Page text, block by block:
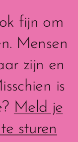
fijn om
Mensen
zijn en
is
Meld je
sturen